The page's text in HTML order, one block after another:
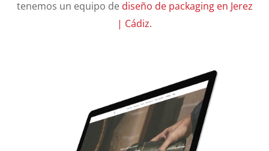
tenemos un equipo de diseño de packaging en Jerez
| Cádiz.